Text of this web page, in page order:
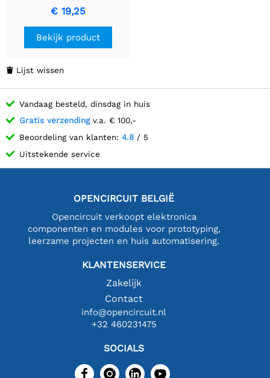
CAN-controller
€ 19,25
Bekijk product
 Lijst wissen
Vandaag besteld, dinsdag in huis
Gratis verzendingv.a. € 100,-
Beoordeling van klanten: 4.8 / 5
Uitstekende service
OPENCIRCUIT BELGIË
Opencircuit verkoopt elektronica
componenten en modules voor prototyping,
leerzame projecten en huis automatisering.
KLANTENSERVICE
Zakelijk
Contact
info@opencircuit.nl
+32 460231475
SOCIALS